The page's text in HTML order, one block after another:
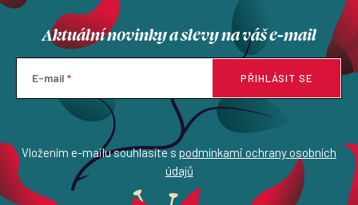
Aktuální novinky a slevy na váš e-mail
E-mail
Vložením e-mailu souhlasíte s podmínkami ochrany osobních
údajů
PŘIHLÁSIT SE